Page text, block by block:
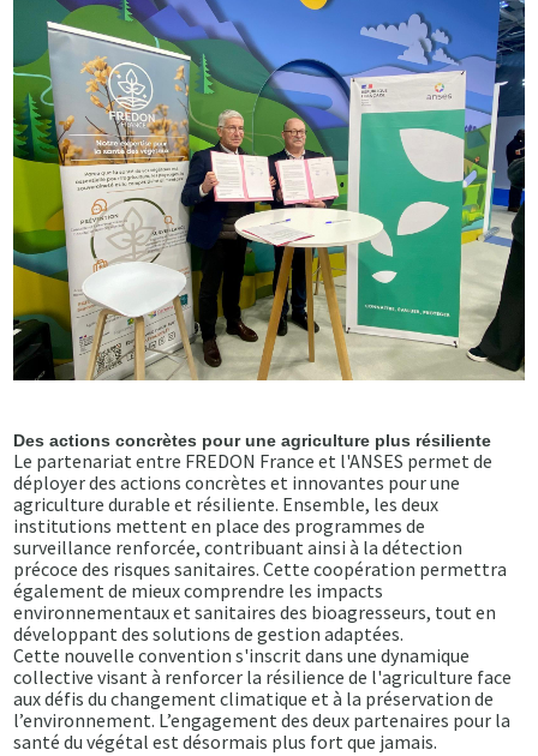
Des actions concrètes pour une agriculture plus résiliente
Le partenariat entre FREDON France et l'ANSES permet de
déployer des actions concrètes et innovantes pour une
agriculture durable et résiliente. Ensemble, les deux
institutions mettent en place des programmes de
surveillance renforcée, contribuant ainsi à la détection
précoce des risques sanitaires. Cette coopération permettra
également de mieux comprendre les impacts
environnementaux et sanitaires des bioagresseurs, tout en
développant des solutions de gestion adaptées.
Cette nouvelle convention s'inscrit dans une dynamique
collective visant à renforcer la résilience de l'agriculture face
aux défis du changement climatique et à la préservation de
l’environnement. L’engagement des deux partenaires pour la
santé du végétal est désormais plus fort que jamais.